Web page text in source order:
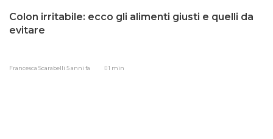
Colon irritabile: ecco gli alimenti giusti e quelli da
evitare
Francesca Scarabelli 5 anni fa 1 min